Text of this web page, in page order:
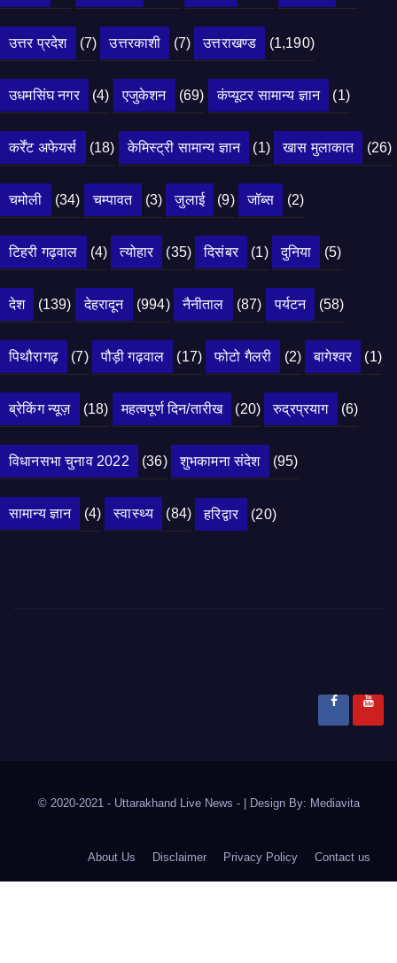
उत्तर प्रदेश (7) उत्तरकाशी (7) उत्तराखण्ड (1,190)
उधमसिंघ नगर (4) एजुकेशन (69) कंप्यूटर सामान्य ज्ञान (1)
कर्रेंट अफेयर्स (18) केमिस्ट्री सामान्य ज्ञान (1) खास मुलाकात (26)
चमोली (34) चम्पावत (3) जुलाई (9) जॉब्स (2)
टिहरी गढ़वाल (4) त्योहार (35) दिसंबर (1) दुनिया (5)
देश (139) देहरादून (994) नैनीताल (87) पर्यटन (58)
पिथौरागढ़ (7) पौड़ी गढ़वाल (17) फोटो गैलरी (2) बागेश्वर (1)
ब्रेकिंग न्यूज़ (18) महत्वपूर्ण दिन/तारीख (20) रुद्रप्रयाग (6)
विधानसभा चुनाव 2022 (36) शुभकामना संदेश (95)
सामान्य ज्ञान (4) स्वास्थ्य (84) हरिद्वार (20)
© 2020-2021 - Uttarakhand Live News - Design By: Mediavita
About Us Disclaimer Privacy Policy Contact us